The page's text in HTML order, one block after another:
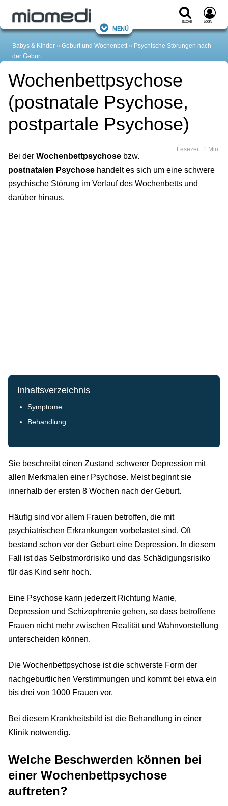
Suche Login
Menü
Babys & Kinder Geburt und Wochenbett
Psychische Störungen nach
der Geburt
Wochenbettpsychose
(postnatale Psychose,
postpartale Psychose)
Lesezeit: 1 Min.
Bei der Wochenbettpsychose bzw.
postnatalen Psychose handelt es sich um eine schwere
psychische Störung im Verlauf des Wochenbetts und
darüber hinaus.
Inhaltsverzeichnis
Symptome
Behandlung
Sie beschreibt einen Zustand schwerer Depression mit
allen Merkmalen einer Psychose. Meist beginnt sie
innerhalb der ersten 8 Wochen nach der Geburt.
Häufig sind vor allem Frauen betroffen, die mit
psychiatrischen Erkrankungen vorbelastet sind. Oft
bestand schon vor der Geburt eine Depression. In diesem
Fall ist das Selbstmordrisiko und das Schädigungsrisiko
für das Kind sehr hoch.
Eine Psychose kann jederzeit Richtung Manie,
Depression und Schizophrenie gehen, so dass betroffene
Frauen nicht mehr zwischen Realität und Wahnvorstellung
unterscheiden können.
Die Wochenbettpsychose ist die schwerste Form der
nachgeburtlichen Verstimmungen und kommt bei etwa ein
bis drei von 1000 Frauen vor.
Bei diesem Krankheitsbild ist die Behandlung in einer
Klinik notwendig.
Welche Beschwerden können bei
einer Wochenbettpsychose
auftreten?